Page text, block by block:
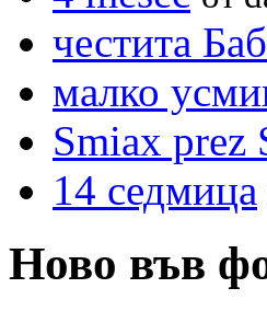
честита
малко
Smiax prez
14 седмица
Ново във